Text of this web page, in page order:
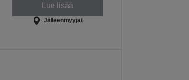
Lue lisää
Jälleenmyyjät